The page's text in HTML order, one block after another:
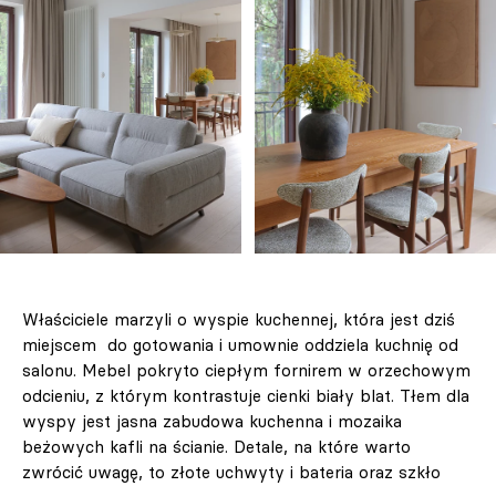
Właściciele marzyli o wyspie kuchennej, która jest dziś
miejscem do gotowania i umownie oddziela kuchnię od
salonu. Mebel pokryto ciepłym fornirem w orzechowym
odcieniu, z którym kontrastuje cienki biały blat. Tłem dla
wyspy jest jasna zabudowa kuchenna i mozaika
beżowych kafli na ścianie. Detale, na które warto
zwrócić uwagę, to złote uchwyty i bateria oraz szkło